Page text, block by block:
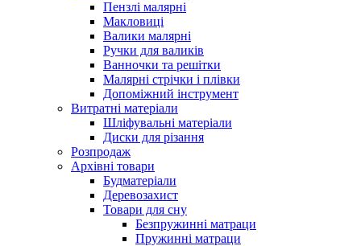
Пензлі малярні
Макловиці
Валики малярні
Ручки для валиків
Ванночки та решітки
Малярні стрічки і плівки
Допоміжний інструмент
Витратні матеріали
Шліфувальні матеріали
Диски для різання
Розпродаж
Архівні товари
Будматеріали
Деревозахист
Товари для сну
Безпружинні матраци
Пружинні матраци